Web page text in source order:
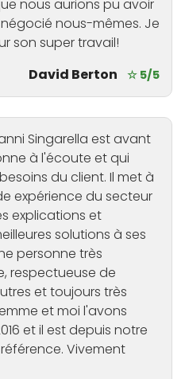
nous aurions pu avoir
nous-mêmes. Je
son super travail!
David Berton
☆ 5/5
Singarella est avant
à l'écoute et qui
du client. Il met à
expérience du secteur
explications et
solutions à ses
personne très
respectueuse de
et toujours très
et moi l'avons
et il est depuis notre
Vivement